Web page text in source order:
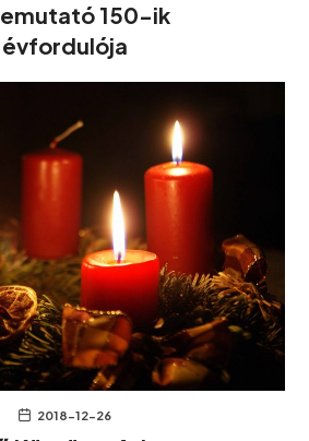
150-ik
évfordulója
2018-12-26